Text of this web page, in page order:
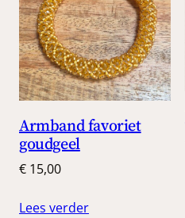
Armband favoriet
goudgeel
€ 15,00
Lees verder